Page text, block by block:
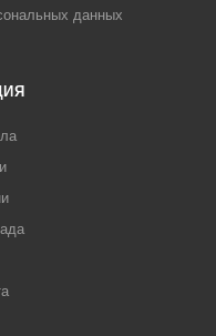
данных